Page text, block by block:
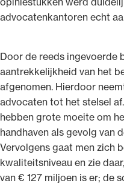
advocatenkantoren echt
Door de reeds ingevoerde
aantrekkelijkheid van het
afgenomen. Hierdoor
advocaten tot het stelsel
hebben grote moeite om
handhaven als gevolg van
Vervolgens gaat men zich
kwaliteitsniveau en zie
van € 127 miljoen is er; de